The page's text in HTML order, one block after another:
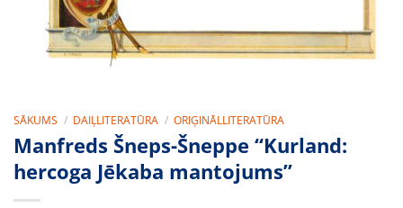
SĀKUMS / DAIĻLITERATŪRA / ORIĢINĀLLITERATŪRA
Manfreds Šneps-Šneppe “Kurland:
hercoga Jēkaba mantojums”